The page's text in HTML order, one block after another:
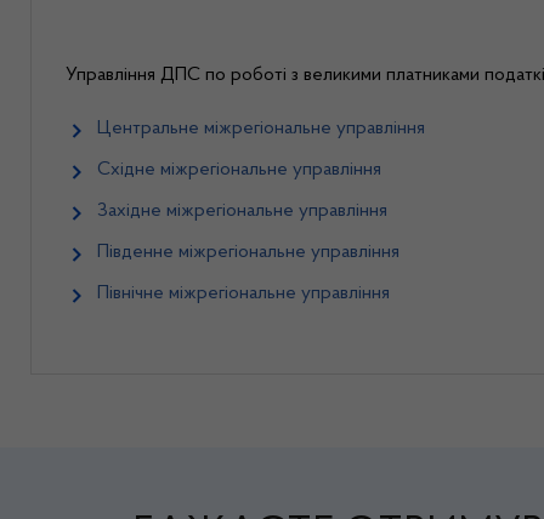
Управління ДПС по роботі з великими платниками
Центральне міжрегіональне управління
Східне міжрегіональне управління
Західне міжрегіональне управління
Південне міжрегіональне управління
Північне міжрегіональне управління